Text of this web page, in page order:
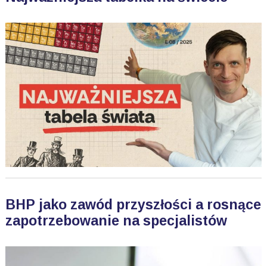
BHP jako zawód przyszłości a rosnące
zapotrzebowanie na specjalistów